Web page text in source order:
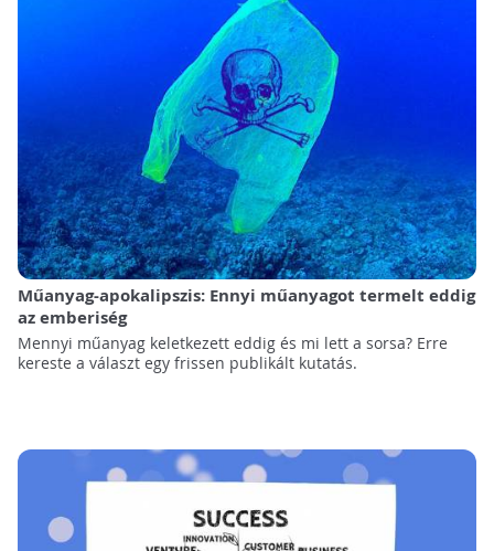
Műanyag-apokalipszis: Ennyi műanyagot termelt eddig
az emberiség
Mennyi műanyag keletkezett eddig és mi lett a sorsa? Erre
kereste a választ egy frissen publikált kutatás.